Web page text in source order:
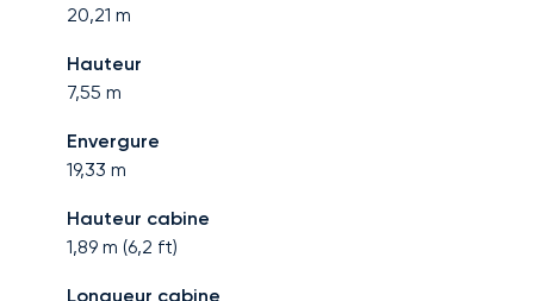
20,21 m
Hauteur
7,55 m
Envergure
19,33 m
Hauteur cabine
1,89 m (6,2 ft)
Longueur cabine